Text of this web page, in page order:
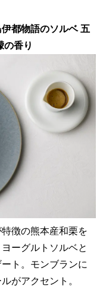
都物語のソルベ 五
の香り
徴の熊本産和栗を
ーグルトソルベと
ト。モンブランに
がアクセント。